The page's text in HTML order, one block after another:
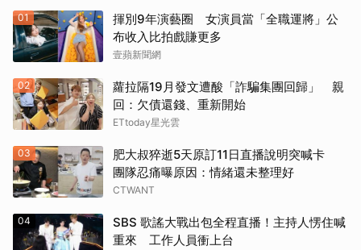
01
揮別9年演藝圈 女演員當「全職運將」公
布收入比拍戲賺更多
壹蘋新聞網
02
蘿拉隔19月發文遭酸「詐騙集團回歸」 親
回：欠債還錢、重新開始
ETtoday星光雲
03
肥大叔猝逝5天原訂11日直播說明突喊卡
團隊忍痛曝原因：情緒還未整理好
CTWANT
04
SBS 歌謠大戰出包全程直播！主持人愣住喊
重來 工作人員衝上台